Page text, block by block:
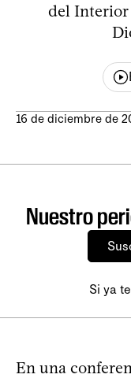
del Interior
16 de diciembre de
Nuestro
Si ya
En una